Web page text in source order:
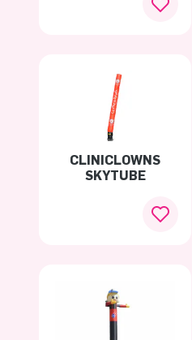
CLINICLOWNS
SKYTUBE